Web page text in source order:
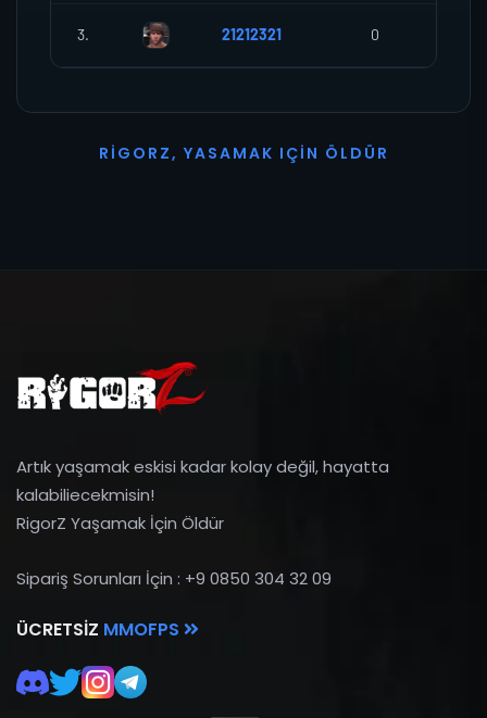
3. 21212321 0
R I G O R Z, YASAMAK I ÇI N Ö L D Ü R
Artık yaşamak eskisi kadar kolay değil, hayatta
kalabiliecekmisin!
RigorZ Yaşamak İçin Öldür
Sipariş Sorunları İçin : +9 0850 304 32 09
ÜCRETSIZ MMOFPS